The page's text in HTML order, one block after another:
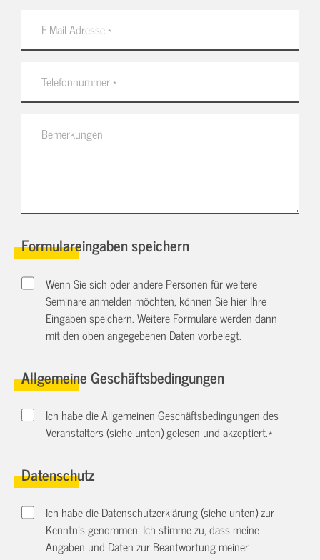
Formulareingaben speichern
Wenn Sie sich oder andere Personen für weitere
Seminare anmelden möchten, können Sie hier Ihre
Eingaben speichern. Weitere Formulare werden dann
mit den oben angegebenen Daten vorbelegt.
Allgemeine Geschäftsbedingungen
Ich habe die Allgemeinen Geschäftsbedingungen des
Veranstalters (siehe unten) gelesen und akzeptiert.*
Datenschutz
Ich habe die Datenschutzerklärung (siehe unten) zur
Kenntnis genommen. Ich stimme zu, dass meine
Angaben und Daten zur Beantwortung meiner